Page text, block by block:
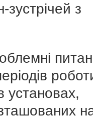
з
установах,